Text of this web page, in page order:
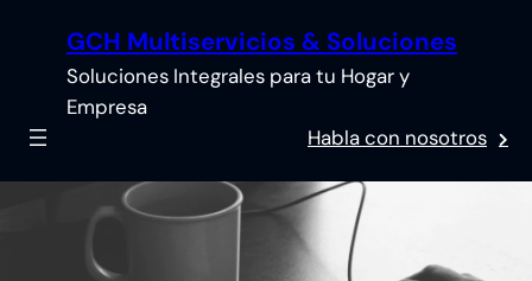
contenido
GCH Multiservicios & Soluciones
Soluciones Integrales para tu Hogar y
Empresa
Habla con nosotros